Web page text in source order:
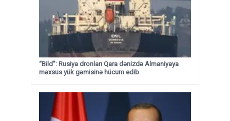
“Bild”: Rusiya dronları Qara dənizdə Almaniyaya
məxsus yük gəmisinə hücum edib